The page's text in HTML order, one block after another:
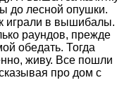
до лесной опушки.
играли в вышибалы.
раундов, прежде
обедать. Тогда
живу. Все пошли
про дом с